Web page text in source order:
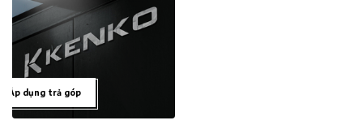
Áp dụng trả góp